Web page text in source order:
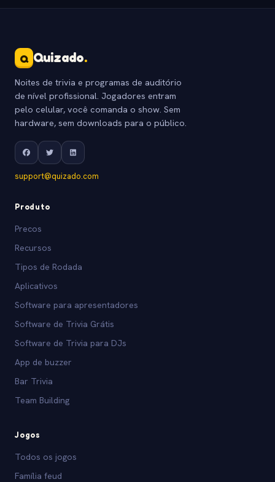
Q Quizado.
Noites de trivia e programas de auditório
de nível profissional. Jogadores entram
pelo celular, você comanda o show. Sem
hardware, sem downloads para o público.
support@quizado.com
Produto
Precos
Recursos
Tipos de Rodada
Aplicativos
Software para apresentadores
Software de Trivia Grátis
Software de Trivia para DJs
App de buzzer
Bar Trivia
Team Building
Jogos
Todos os jogos
Família feud